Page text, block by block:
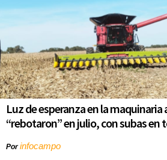
Luz de esperanza en la maquinaria
“rebotaron” en julio, con subas en
Porinfocampo